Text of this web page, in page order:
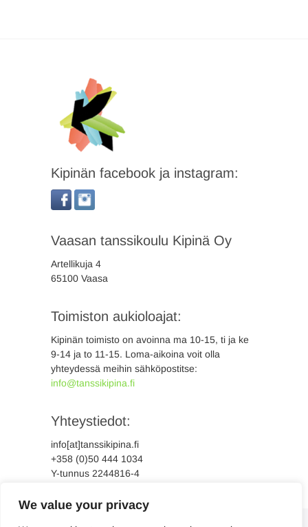
We value your privacy
Kipinän facebook ja instagram:
Vaasan tanssikoulu Kipinä Oy
Artellikuja 4
65100 Vaasa
Toimiston aukioloajat:
Kipinän toimisto on avoinna ma 10-15, ti ja ke
9-14 ja to 11-15. Loma-aikoina voit olla
yhteydessä meihin sähköpostitse:
info@tanssikipina.fi
Yhteystiedot:
info[at]tanssikipina.fi
+358 (0)50 444 1034
Y-tunnus 2244816-4